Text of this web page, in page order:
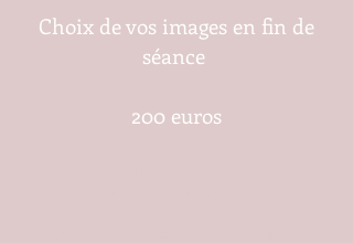
Choix de vos images en fin de
séance
200 euros